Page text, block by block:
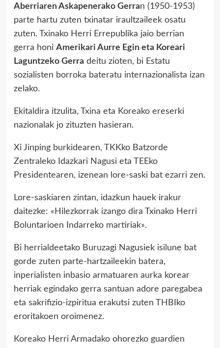
Aberriaren Askapenerako Gerran (1950-1953)
parte hartu zuten txinatar iraultzaileek osatu
zuten. Txinako Herri Errepublika jaio berrian
gerra honi Amerikari Aurre Egin eta Koreari
Laguntzeko Gerradeitu zioten, bi Estatu
sozialisten borroka bateratu internazionalista izan
zelako.
Ekitaldira itzulita, Txina eta Koreako ereserki
nazionalak jo zituzten hasieran.
Xi Jinping burkidearen, TKKko Batzorde
Zentraleko Idazkari Nagusi eta TEEko
Presidentearen, izenean lore-saski bat ezarri zen.
Lore-saskiaren zintan, idazkun hauek irakur
daitezke: «Hilezkorrak izango dira Txinako Herri
Boluntarioen Indarreko martiriak».
Bi herrialdeetako Buruzagi Nagusiek isilune bat
gorde zuten parte-hartzaileekin batera,
inperialisten inbasio armatuaren aurka korear
herriak egindako gerra santuan adore paregabea
eta sakrifizio-izpiritua erakutsi zuten THBIko
eroritakoen oroimenez.
Koreako Herri Armadako ohorezko guardien